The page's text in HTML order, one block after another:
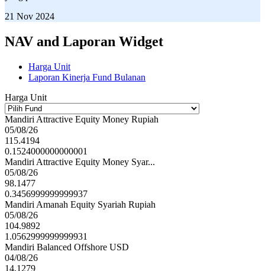
21 Nov 2024
NAV and Laporan Widget
Harga Unit
Laporan Kinerja Fund Bulanan
Harga Unit
Mandiri Attractive Equity Money Rupiah
05/08/26
115.4194
0.1524000000000001
Mandiri Attractive Equity Money Syar...
05/08/26
98.1477
0.3456999999999937
Mandiri Amanah Equity Syariah Rupiah
05/08/26
104.9892
1.0562999999999931
Mandiri Balanced Offshore USD
04/08/26
14.1279